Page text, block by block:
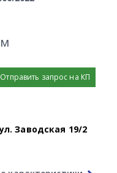
Отправить запрос на КП
Заводская 19/2